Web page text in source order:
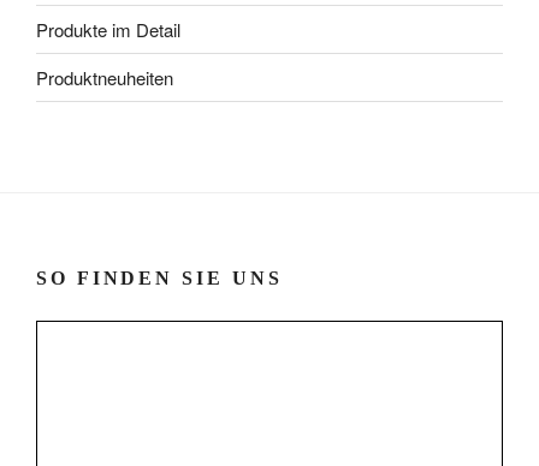
Produkte im Detail
Produktneuheiten
SO FINDEN SIE UNS